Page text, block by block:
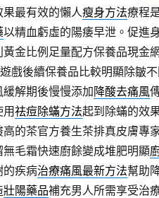
最有效的懶人瘦身方法療程
以精血虧虛的陽痿早泄。促進
黃金比例足量配方保養品現金
戲後續保養品比較明顯除皺
解期後慢慢添加降酸去痛風
祛痘除蟎方法起到除蟎的效
高的茶官方養生茶排真皮膚專
毛霜快速廚餘變成堆肥明顯
的疾病治療痛風最新方法幫助
壯陽藥品補充男人所需享受治